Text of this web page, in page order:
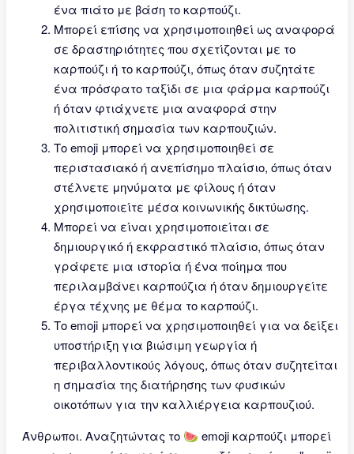
ένα πιάτο με βάση το καρπούζι.
Μπορεί επίσης να χρησιμοποιηθεί ως αναφορά
σε δραστηριότητες που σχετίζονται με το
καρπούζι ή το καρπούζι, όπως όταν συζητάτε
ένα πρόσφατο ταξίδι σε μια φάρμα καρπούζι
ή όταν φτιάχνετε μια αναφορά στην
πολιτιστική σημασία των καρπουζιών.
Το emoji μπορεί να χρησιμοποιηθεί σε
περιστασιακό ή ανεπίσημο πλαίσιο, όπως όταν
στέλνετε μηνύματα με φίλους ή όταν
χρησιμοποιείτε μέσα κοινωνικής δικτύωσης.
Μπορεί να είναι χρησιμοποιείται σε
δημιουργικό ή εκφραστικό πλαίσιο, όπως όταν
γράφετε μια ιστορία ή ένα ποίημα που
περιλαμβάνει καρπούζια ή όταν δημιουργείτε
έργα τέχνης με θέμα το καρπούζι.
Το emoji μπορεί να χρησιμοποιηθεί για να δείξει
υποστήριξη για βιώσιμη γεωργία ή
περιβαλλοντικούς λόγους, όπως όταν συζητείται
η σημασία της διατήρησης των φυσικών
οικοτόπων για την καλλιέργεια καρπουζιού.
Άνθρωποι. Αναζητώντας το 🍉 emoji καρπούζι μπορεί